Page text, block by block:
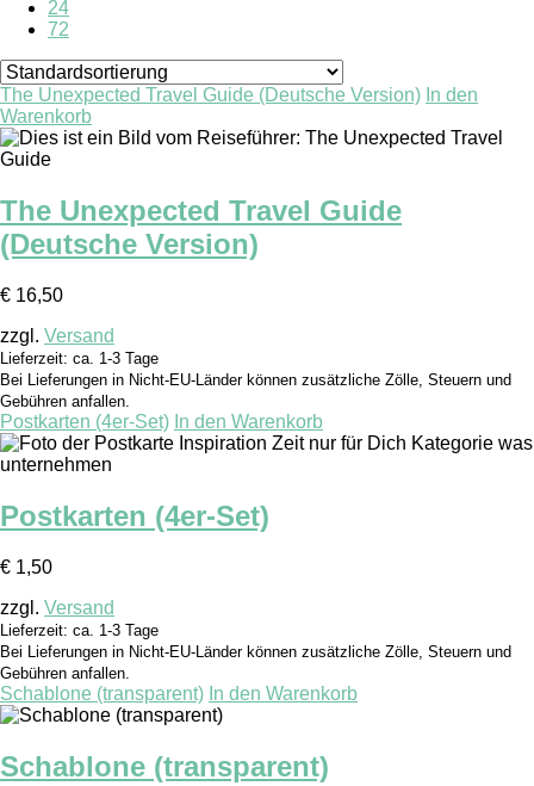
24
72
The Unexpected Travel Guide (Deutsche Version) In den
Warenkorb
The Unexpected Travel Guide
(Deutsche Version)
€ 16,50
zzgl. Versand
Lieferzeit: ca. 1-3 Tage
Bei Lieferungen in Nicht-EU-Länder können zusätzliche Zölle, Steuern und
Gebühren anfallen.
Postkarten (4er-Set) In den Warenkorb
Postkarten (4er-Set)
€ 1,50
zzgl. Versand
Lieferzeit: ca. 1-3 Tage
Bei Lieferungen in Nicht-EU-Länder können zusätzliche Zölle, Steuern und
Gebühren anfallen.
Schablone (transparent) In den Warenkorb
Schablone (transparent)